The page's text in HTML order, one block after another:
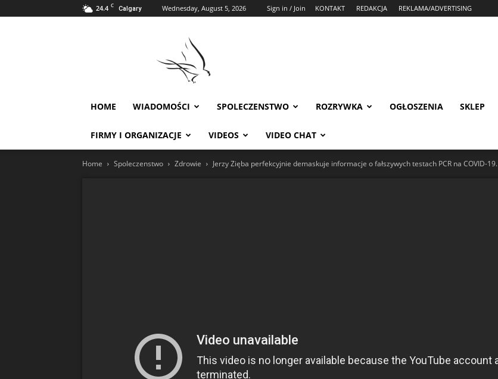
24.4 C Calgary Wednesday, August 5, 2026 Sign in / Join KONTAKT REDAKCJA REKLAMA/ADVERTISING
Polonia
w
Calgary
HOME WIADOMOŚCI SPOLECZENSTWO ROZRYWKA OGŁOSZENIA SKLEP
FIRMY I ORGANIZACJE VIDEOS VIDEO CHAT
Home Spoleczenstwo Zdrowie Jerzy Zięba perfekcyjnie demaskuje informacje o fałszywych testach PCR na COVID-19.